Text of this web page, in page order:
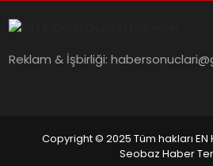
Reklam & İşbirliği:
Copyright © 2025 Tüm hakları EN
Seobaz Haber